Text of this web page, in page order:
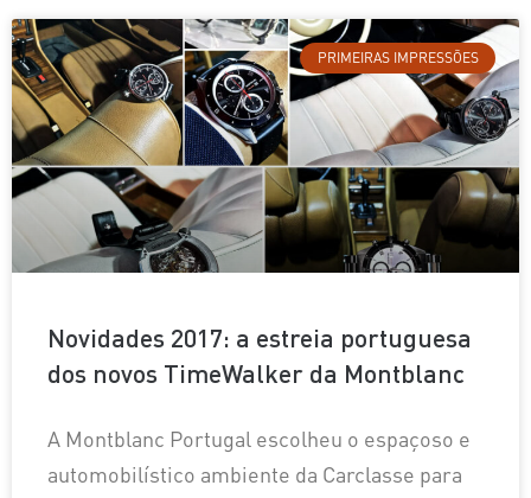
PRIMEIRAS IMPRESSÕES
Novidades 2017: a estreia portuguesa
dos novos TimeWalker da Montblanc
A Montblanc Portugal escolheu o espaçoso e
automobilístico ambiente da Carclasse para